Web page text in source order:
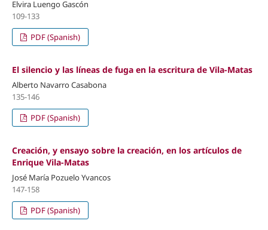
Elvira Luengo Gascón
109-133
PDF (Spanish)
El silencio y las líneas de fuga en la escritura de Vila-Matas
Alberto Navarro Casabona
135-146
PDF (Spanish)
Creación, y ensayo sobre la creación, en los artículos de
Enrique Vila-Matas
José María Pozuelo Yvancos
147-158
PDF (Spanish)